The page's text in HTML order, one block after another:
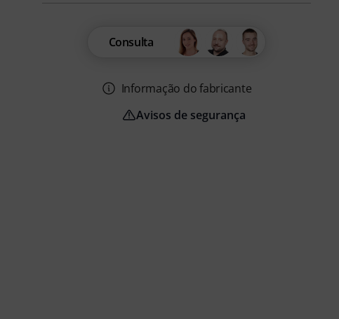
Consulta
Informação do fabricante
Avisos de segurança